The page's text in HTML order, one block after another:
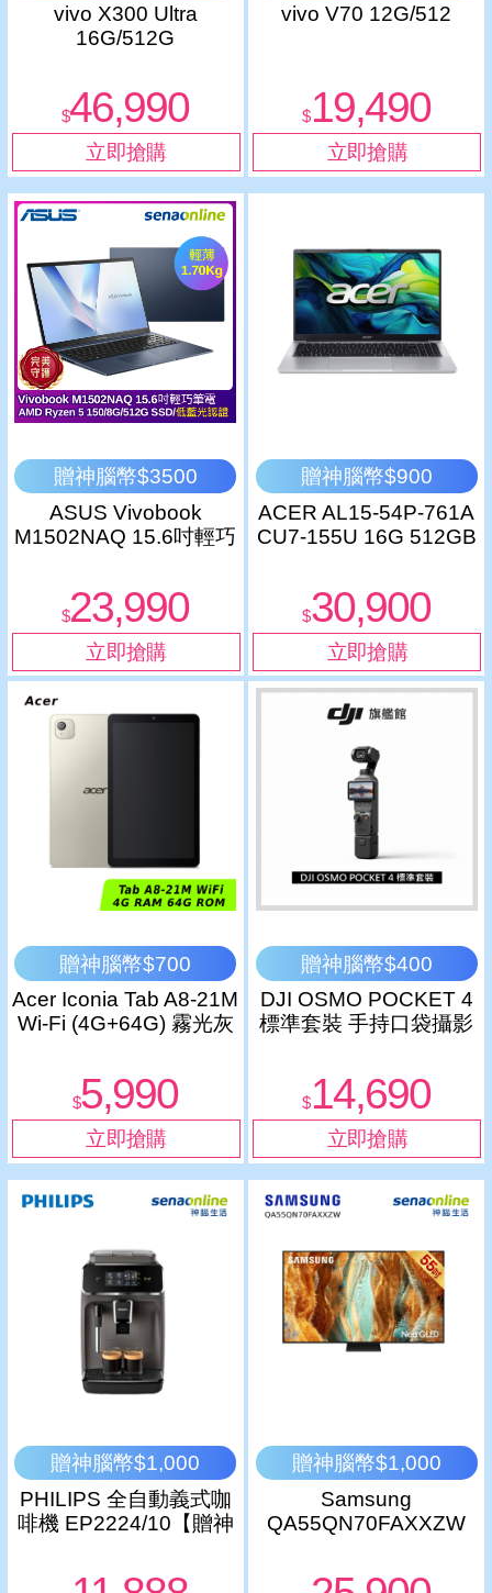
vivo X300 Ultra
16G/512G
$46,990
vivo V70 12G/512
$19,490
贈神腦幣$3500
ASUS Vivobook
M1502NAQ 15.6吋輕巧
$23,990
贈神腦幣$900
ACER AL15-54P-761A
CU7-155U 16G 512GB
$30,900
贈神腦幣$700
Acer Iconia Tab A8-21M
Wi-Fi (4G+64G) 霧光灰
$5,990
贈神腦幣$400
DJI OSMO POCKET 4
標準套裝 手持口袋攝影
$14,690
贈神腦幣$1,000
PHILIPS 全自動義式咖
啡機 EP2224/10【贈神
贈神腦幣$1,000
Samsung
QA55QN70FAXXZW